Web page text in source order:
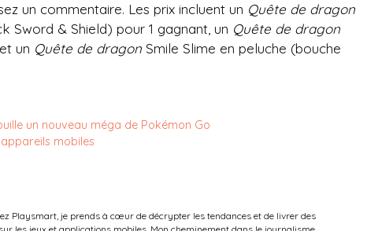
un commentaire. Les prix incluent un Quête de dragon
Sword & Shield) pour 1 gagnant, un Quête de dragon
un Quête de dragon Smile Slime en peluche (bouche
un nouveau méga de Pokémon Go
mobiles
Playsmart, je prends à cœur de décrypter les tendances et de livrer des